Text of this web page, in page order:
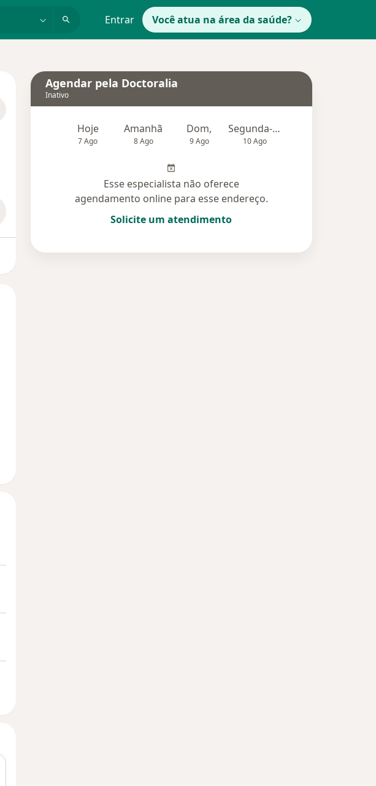
Entrar Você atua na área da saúde?
Agendar pela Doctoralia
Inativo
Hoje
7 Ago
Amanhã
8 Ago
Dom,
9 Ago
Segunda-feira
10 Ago
Esse especialista não oferece
agendamento online para esse endereço.
Solicite um atendimento